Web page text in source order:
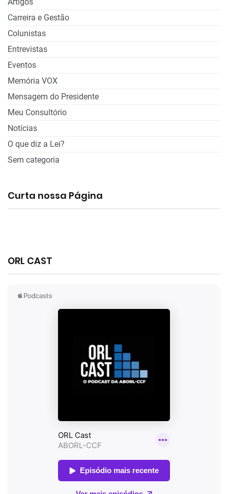
Carreira e Gestão
Colunistas
Entrevistas
Eventos
Memória VOX
Mensagem do Presidente
Meu Consultório
Notícias
O que diz a Lei?
Sem categoria
Curta nossa Página
ORL CAST